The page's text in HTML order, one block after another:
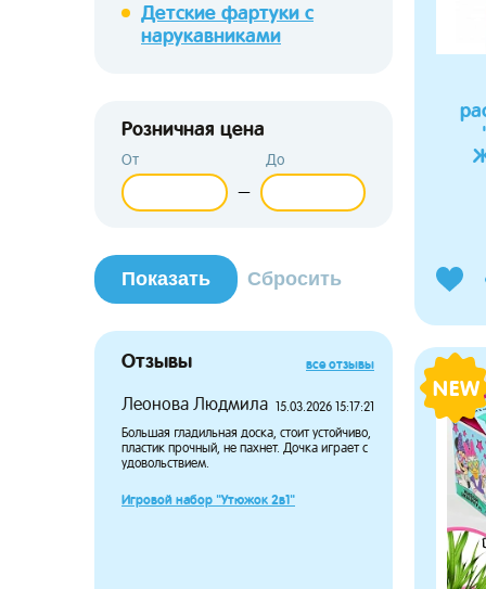
Детские фартуки с
нарукавниками
Розничная цена
От
—
До
Отзывы все отзывы
Леонова Людмила 15.03.2026 15:17:21
Большая гладильная доска, стоит устойчиво,
пластик прочный, не пахнет. Дочка играет с
удовольствием.
Игровой набор "Утюжок 2в1"
Дочка
чтобы
довольны
большой,
сидит в
ребёнка.
NEW